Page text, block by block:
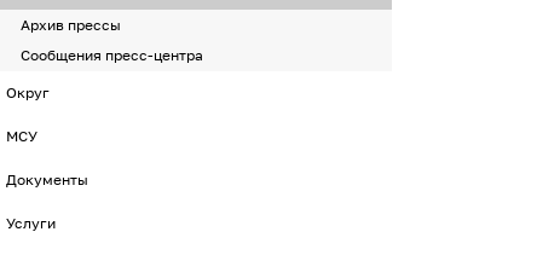
Архив прессы
Сообщения пресс-центра
Округ
МСУ
Документы
Услуги